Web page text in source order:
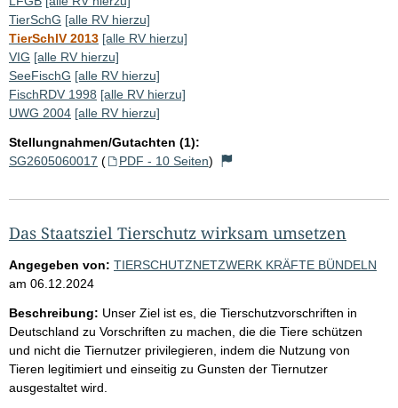
TierSchG [alle RV hierzu]
TierSchlV 2013 [alle RV hierzu]
VIG [alle RV hierzu]
SeeFischG [alle RV hierzu]
FischRDV 1998 [alle RV hierzu]
UWG 2004 [alle RV hierzu]
Stellungnahmen/Gutachten (1):
SG2605060017 ( PDF - 10 Seiten)
Das Staatsziel Tierschutz wirksam umsetzen
Angegeben von: TIERSCHUTZNETZWERK KRÄFTE BÜNDELN
am 06.12.2024
Beschreibung: Unser Ziel ist es, die Tierschutzvorschriften in
Deutschland zu Vorschriften zu machen, die die Tiere schützen
und nicht die Tiernutzer privilegieren, indem die Nutzung von
Tieren legitimiert und einseitig zu Gunsten der Tiernutzer
ausgestaltet wird.